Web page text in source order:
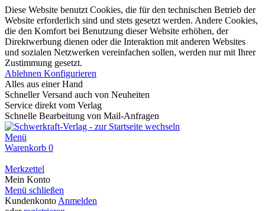
Diese Website benutzt Cookies, die für den technischen Betrieb der
Website erforderlich sind und stets gesetzt werden. Andere Cookies,
die den Komfort bei Benutzung dieser Website erhöhen, der
Direktwerbung dienen oder die Interaktion mit anderen Websites
und sozialen Netzwerken vereinfachen sollen, werden nur mit Ihrer
Zustimmung gesetzt.
Ablehnen Konfigurieren
Alles aus einer Hand
Schneller Versand auch von Neuheiten
Service direkt vom Verlag
Schnelle Bearbeitung von Mail-Anfragen
Menü
Warenkorb 0
Merkzettel
Mein Konto
Menü schließen
Kundenkonto Anmelden